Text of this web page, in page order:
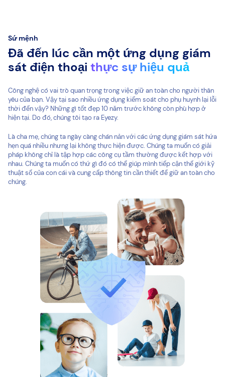
Sứ mệnh
Đã đến lúc cần một ứng dụng giám
sát điện thoại thực sự hiệu quả
Công nghệ có vai trò quan trọng trong việc giữ an toàn cho người thân
yêu của bạn. Vậy tại sao nhiều ứng dụng kiểm soát cho phụ huynh lại lỗi
thời đến vậy? Những gì tốt đẹp 10 năm trước không còn phù hợp ở
hiện tại. Do đó, chúng tôi tạo ra Eyezy.
Là cha mẹ, chúng ta ngày càng chán nản với các ứng dụng giám sát hứa
hẹn quá nhiều nhưng lại không thực hiện được. Chúng ta muốn có giải
pháp không chỉ là tập hợp các công cụ tầm thường được kết hợp với
nhau. Chúng ta muốn có thứ gì đó có thể giúp mình tiếp cận thế giới kỹ
thuật số của con cái và cung cấp thông tin cần thiết để giữ an toàn cho
chúng.